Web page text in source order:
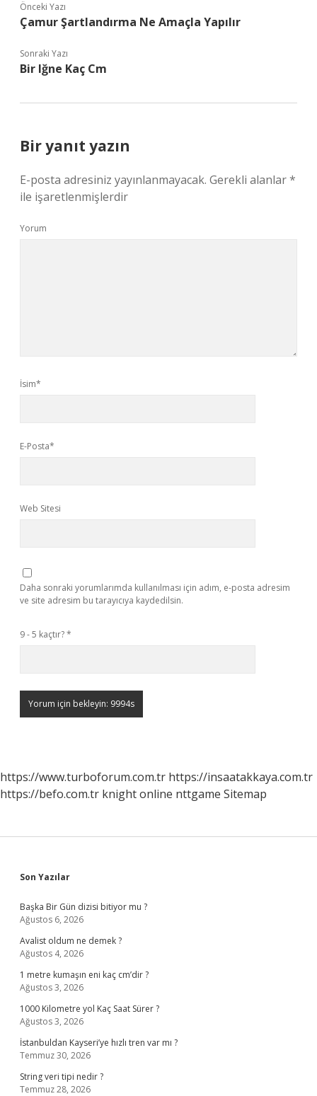
Önceki Yazı
Çamur Şartlandırma Ne Amaçla Yapılır
Sonraki Yazı
Bir Iğne Kaç Cm
Bir yanıt yazın
E-posta adresiniz yayınlanmayacak. Gerekli alanlar*
ile işaretlenmişlerdir
Yorum
İsim*
E-Posta*
Web Sitesi
Daha sonraki yorumlarımda kullanılması için adım, e-posta adresim
ve site adresim bu tarayıcıya kaydedilsin.
9 - 5 kaçtır?*
https://www.turboforum.com.tr https://insaatakkaya.com.tr
https://befo.com.tr knight online nttgame Sitemap
Sidebar
Son Yazılar
Başka Bir Gün dizisi bitiyor mu ?
Ağustos 6, 2026
Avalist oldum ne demek ?
Ağustos 4, 2026
1 metre kumaşın eni kaç cm’dir ?
Ağustos 3, 2026
1000 Kilometre yol Kaç Saat Sürer ?
Ağustos 3, 2026
İstanbuldan Kayseri’ye hızlı tren var mı ?
Temmuz 30, 2026
String veri tipi nedir ?
Temmuz 28, 2026